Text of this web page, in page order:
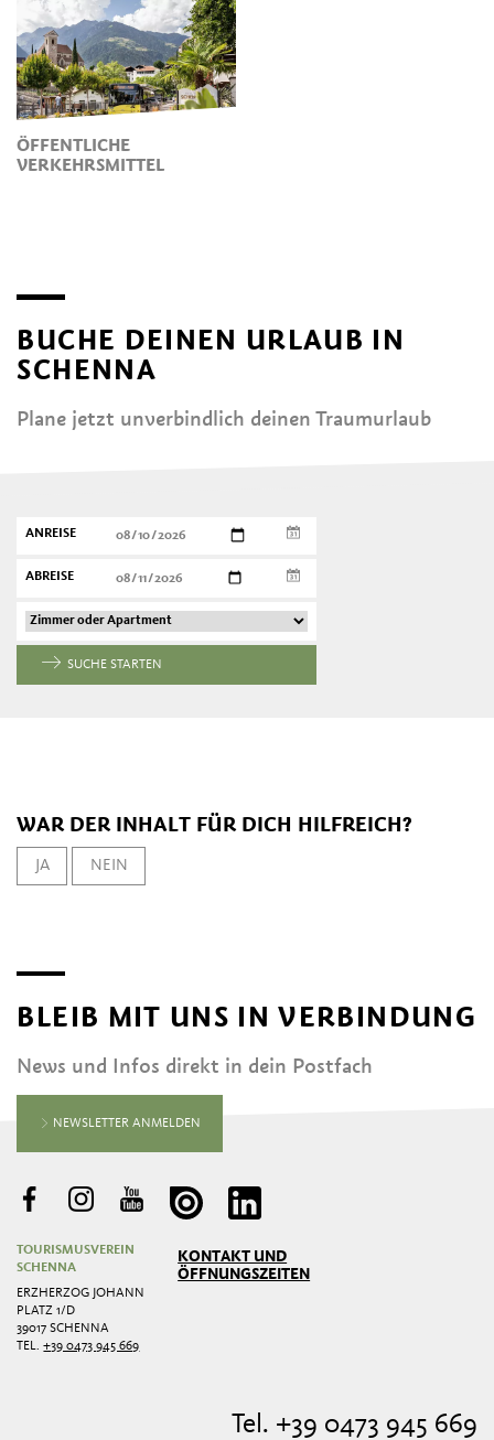
ÖFFENTLICHE
VERKEHRSMITTEL
BUCHE DEINEN URLAUB IN
SCHENNA
Plane jetzt unverbindlich deinen Traumurlaub
ANREISE
ABREISE
SUCHE STARTEN
WAR DER INHALT FÜR DICH HILFREICH?
JA NEIN
BLEIB MIT UNS IN VERBINDUNG
News und Infos direkt in dein Postfach
NEWSLETTER ANMELDEN
TOURISMUSVEREIN
SCHENNA
ERZHERZOG JOHANN
PLATZ 1/D
39017 SCHENNA
TEL.+39 0473 945 669
KONTAKT UND
ÖFFNUNGSZEITEN
Tel. +39 0473 945 669